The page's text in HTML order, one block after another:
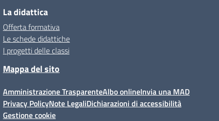
La didattica
Offerta formativa
Le schede didattiche
I progetti delle classi
Mappa del sito
Amministrazione TrasparenteAlbo onlineInvia una MAD
Privacy PolicyNote LegaliDichiarazioni di accessibilità
Gestione cookie